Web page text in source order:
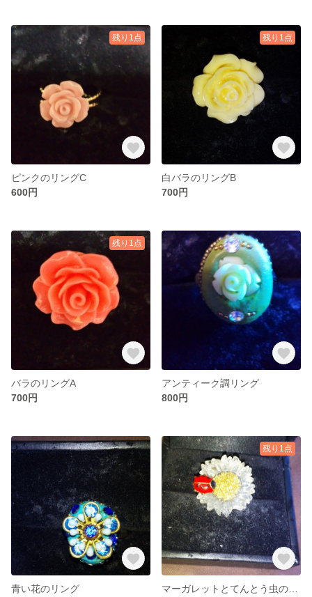
残り1点
ピンクのリングC
600円
残り1点
白バラのリングB
700円
残り1点
バラのリングA
700円
アンティーク調リング
800円
青い花のリング
残り1点